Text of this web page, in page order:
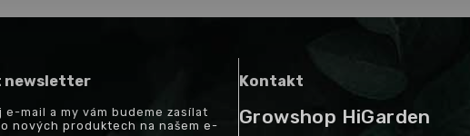
newsletter
e-mail a my vám budeme zasílat
nových produktech na našem e-
Kontakt
Growshop HiGarden